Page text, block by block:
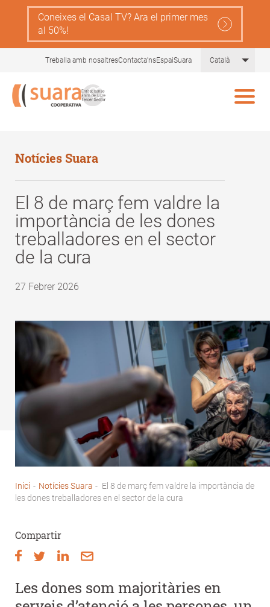
content
Coneixes el Casal TV? Ara el primer mes
al 50%!
Treballa amb nosaltresContacta'nsEspaiSuara Català List
Notícies Suara
El 8 de març fem valdre la
importància de les dones
treballadores en el sector
de la cura
27 Febrer 2026
Fil
Inici - Notícies Suara - El 8 de març fem valdre la importància de
les dones treballadores en el sector de la cura
Compartir
Les dones som majoritàries en